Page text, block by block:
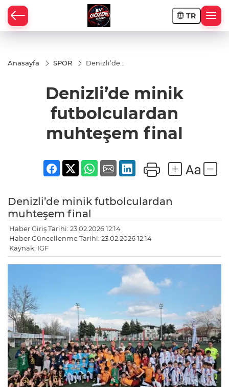
TR
Anasayfa SPOR
Denizli’de
muhteşem
final
Denizli’de minik
futbolculardan
muhteşem final
Denizli’de minik futbolculardan
muhteşem final
Haber Giriş Tarihi: 23.02.2026 12:14
Haber Güncellenme Tarihi: 23.02.2026 12:14
Kaynak: IGF